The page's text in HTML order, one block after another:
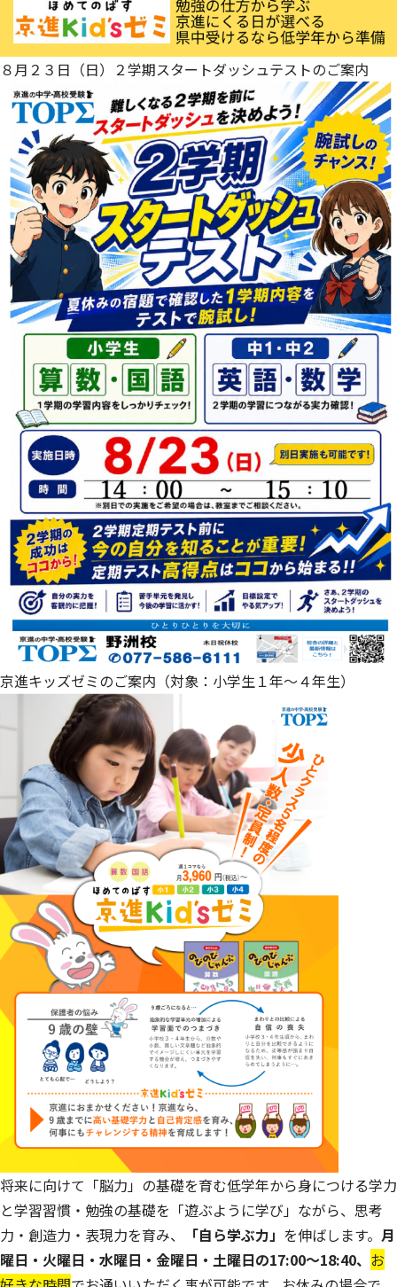
８月２３日（日）２学期スタートダッシュテストのご案内
京進キッズゼミのご案内（対象：小学生１年～４年生）
将来に向けて「脳力」の基礎を育む低学年から身につける学力
と学習習慣・ 勉強の基礎を「遊ぶように学び」ながら、思考
力・創造力・表現力を育み、
「自ら学ぶ力」 を伸ばします。 月
曜日・火曜日・水曜日・金曜日・土曜日の17:00～18:40、 お